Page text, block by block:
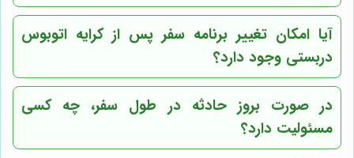
آیا امکان تغییر برنامه سفر پس از کرایه اتوبوس
دربستی وجود دارد؟
در صورت بروز حادثه در طول سفر، چه کسی
مسئولیت دارد؟